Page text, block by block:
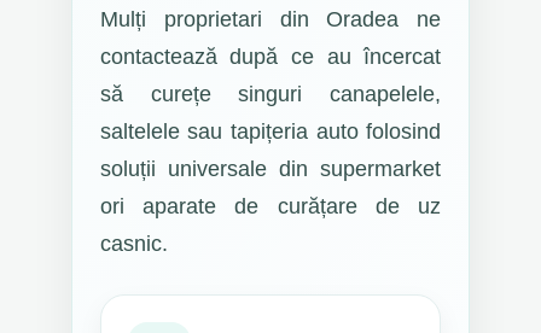
Mulți proprietari din Oradea ne
contactează după ce au încercat
să curețe singuri canapelele,
saltelele sau tapițeria auto folosind
soluții universale din supermarket
ori aparate de curățare de uz
casnic.